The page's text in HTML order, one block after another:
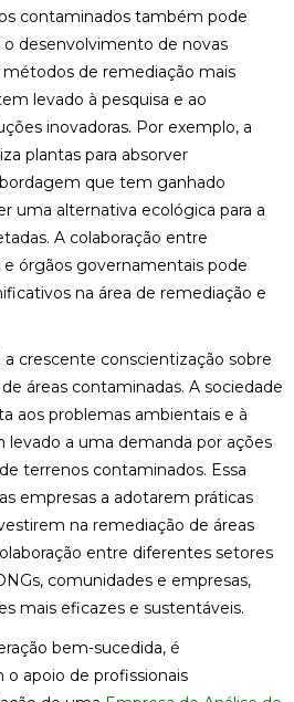
contaminados também pode
desenvolvimento de novas
de remediação mais
levado à pesquisa e ao
inovadoras. Por exemplo, a
plantas para absorver
que tem ganhado
uma alternativa ecológica para a
A colaboração entre
e órgãos governamentais pode
na área de remediação e
crescente conscientização sobre
áreas contaminadas. A sociedade
aos problemas ambientais e à
levado a uma demanda por ações
terrenos contaminados. Essa
empresas a adotarem práticas
na remediação de áreas
entre diferentes setores
comunidades e empresas,
mais eficazes e sustentáveis.
bem-sucedida, é
apoio de profissionais